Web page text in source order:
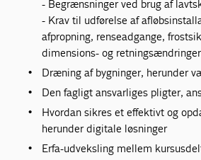
- Begrænsninger ved brug af
- Krav til udførelse af
afpropning, renseadgange,
dimensions- og retningsændringer
Dræning af bygninger, herunder
Den fagligt ansvarliges pligter,
Hvordan sikres et effektivt og
herunder digitale løsninger
Erfa-udveksling mellem